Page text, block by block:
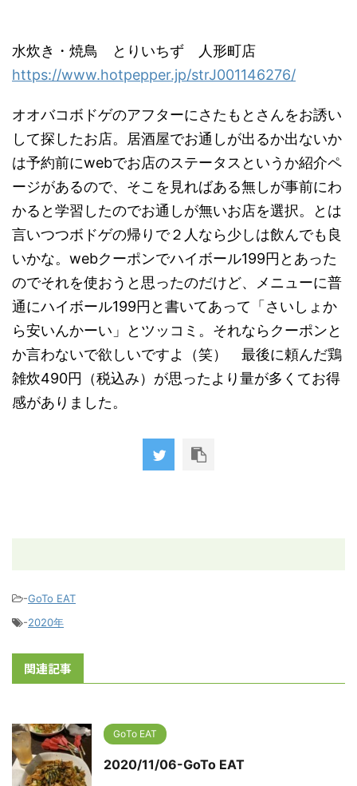
水炊き・焼鳥 とりいちず 人形町店
https://www.hotpepper.jp/strJ001146276/
オオバコボドゲのアフターにさたもとさんをお誘い
して探したお店。居酒屋でお通しが出るか出ないか
は予約前にwebでお店のステータスというか紹介ペ
ージがあるので、そこを見ればある無しが事前にわ
かると学習したのでお通しが無いお店を選択。とは
言いつつボドゲの帰りで２人なら少しは飲んでも良
いかな。webクーポンでハイボール199円とあった
のでそれを使おうと思ったのだけど、メニューに普
通にハイボール199円と書いてあって「さいしょか
ら安いんかーい」とツッコミ。それならクーポンと
か言わないで欲しいですよ（笑） 最後に頼んだ鶏
雑炊490円（税込み）が思ったより量が多くてお得
感がありました。
-GoTo EAT
-2020年
関連記事
GoTo EAT
2020/11/06-GoTo EAT